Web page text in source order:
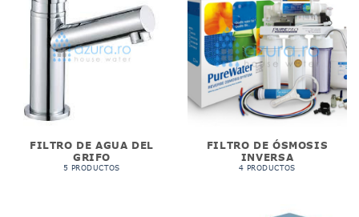
FILTRO DE AGUA DEL
GRIFO
5 PRODUCTOS
FILTRO DE ÓSMOSIS
INVERSA
4 PRODUCTOS